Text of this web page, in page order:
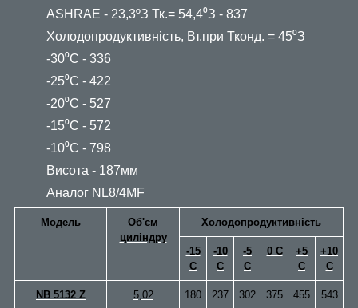
ASHRAE - 23,3ºЗ Тк.= 54,4⁰З - 837
Холодопродуктивність, Вт.при Тконд. = 45⁰З
-30⁰С - 336
-25⁰С - 422
-20⁰С - 527
-15⁰С - 572
-10⁰С - 798
Висота - 187мм
Аналог NL8/4MF
Модель
Об'єм
циліндру
Холодопродуктивність
-15
С
-10
С
-5
С
0 С
+5
С
+10
С
NB 5132 Z 5,02 180 237 302 375 455 543